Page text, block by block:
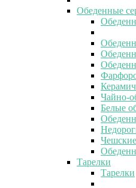
Обеденные
Чайно-
Белые
Тарелки
Тарелки